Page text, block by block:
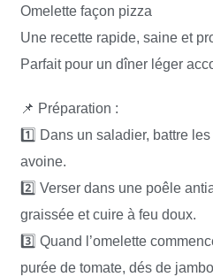
Omelette façon pizza
Une recette rapide, saine et
Parfait pour un dîner léger
📌 Préparation :
1️⃣ Dans un saladier, battre
avoine.
2️⃣ Verser dans une poêle
graissée et cuire à feu doux.
3️⃣ Quand l’omelette
purée de tomate, dés de